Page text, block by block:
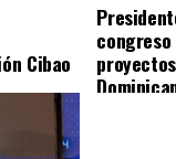
Cibao